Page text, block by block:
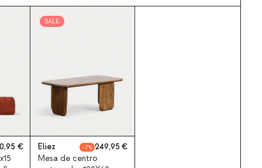
SALE
Eliez 7
249,95
Mesa de centro